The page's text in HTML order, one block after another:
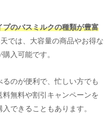
のバスミルクの種類が豊富
では、大容量の商品やお得な
入可能です。
のが便利で、忙しい方でも
無料や割引キャンペーンを
できることもあります。